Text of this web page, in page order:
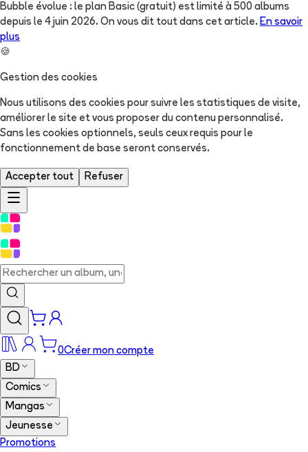
Bubble évolue : le plan Basic (gratuit) est limité à 500 albums
depuis le 4 juin 2026. On vous dit tout dans cet article. En savoir
plus
🍪
Gestion des cookies
Nous utilisons des cookies pour suivre les statistiques de visite,
améliorer le site et vous proposer du contenu personnalisé.
Sans les cookies optionnels, seuls ceux requis pour le
fonctionnement de base seront conservés.
Accepter tout Refuser
0Créer mon compte
BD
Comics
Mangas
Jeunesse
Promotions